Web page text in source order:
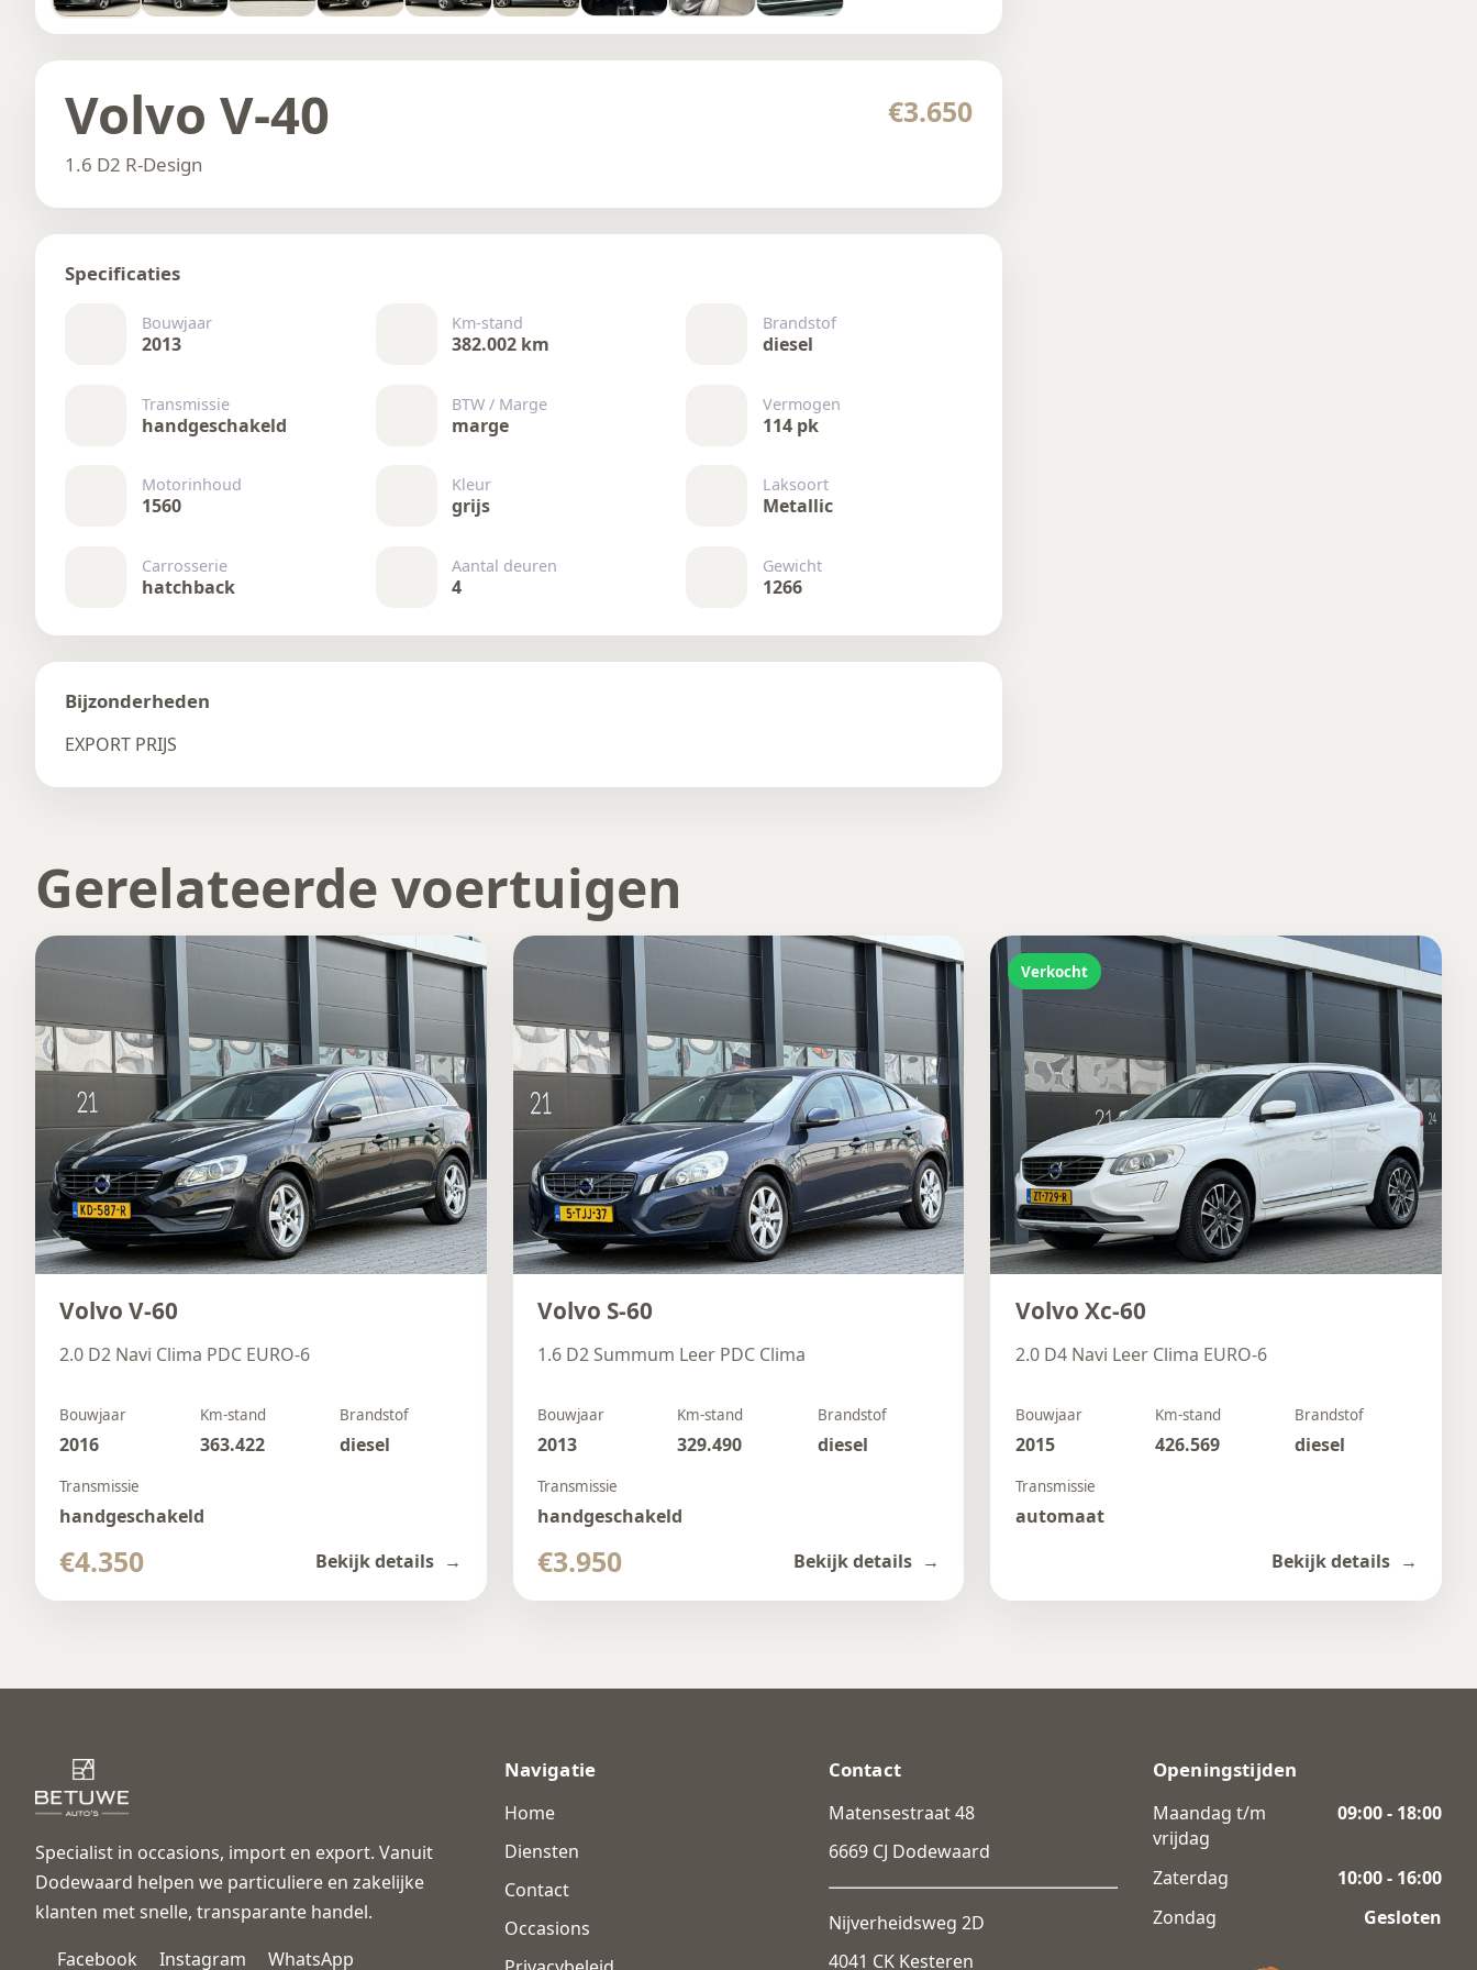
Volvo V-40
1.6 D2 R-Design
€3.650
Specificaties
Bouwjaar
2013
Km-stand
382.002 km
Brandstof
diesel
Transmissie
handgeschakeld
BTW / Marge
marge
Vermogen
114 pk
Motorinhoud
1560
Kleur
grijs
Laksoort
Metallic
Carrosserie
hatchback
Aantal deuren
4
Gewicht
1266
Bijzonderheden
EXPORT PRIJS
Gerelateerde voertuigen
Volvo V-60
2.0 D2 Navi Clima PDC EURO-6
Bouwjaar
2016
Km-stand
363.422
Brandstof
diesel
Transmissie
handgeschakeld
€4.350 Bekijk details
Volvo S-60
1.6 D2 Summum Leer PDC Clima
Bouwjaar
2013
Km-stand
329.490
Brandstof
diesel
Transmissie
handgeschakeld
€3.950 Bekijk details
Verkocht
Volvo Xc-60
2.0 D4 Navi Leer Clima EURO-6
Bouwjaar
2015
Km-stand
426.569
Brandstof
diesel
Transmissie
automaat
Bekijk details
Specialist in occasions, import en export. Vanuit
Dodewaard helpen we particuliere en zakelijke
klanten met snelle, transparante handel.
Facebook
Instagram WhatsApp
Navigatie
Home
Diensten
Contact
Occasions
Contact
Matensestraat 48
6669 CJ Dodewaard
Nijverheidsweg 2D
4041 CK Kesteren
Openingstijden
Maandag t/m
vrijdag
09:00 - 18:00
Zaterdag
10:00 - 16:00
Zondag
Gesloten